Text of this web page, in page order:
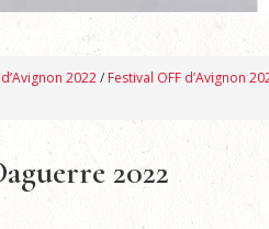
2022/ Festival OFF d’Avignon
2022